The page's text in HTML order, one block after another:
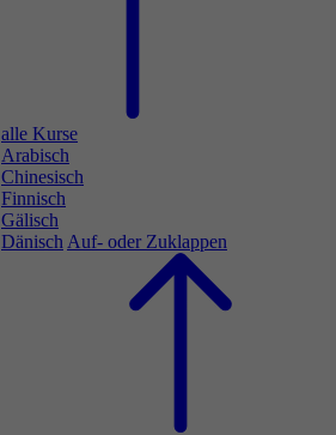
alle Kurse
Arabisch
Chinesisch
Finnisch
Gälisch
Dänisch Auf- oder Zuklappen